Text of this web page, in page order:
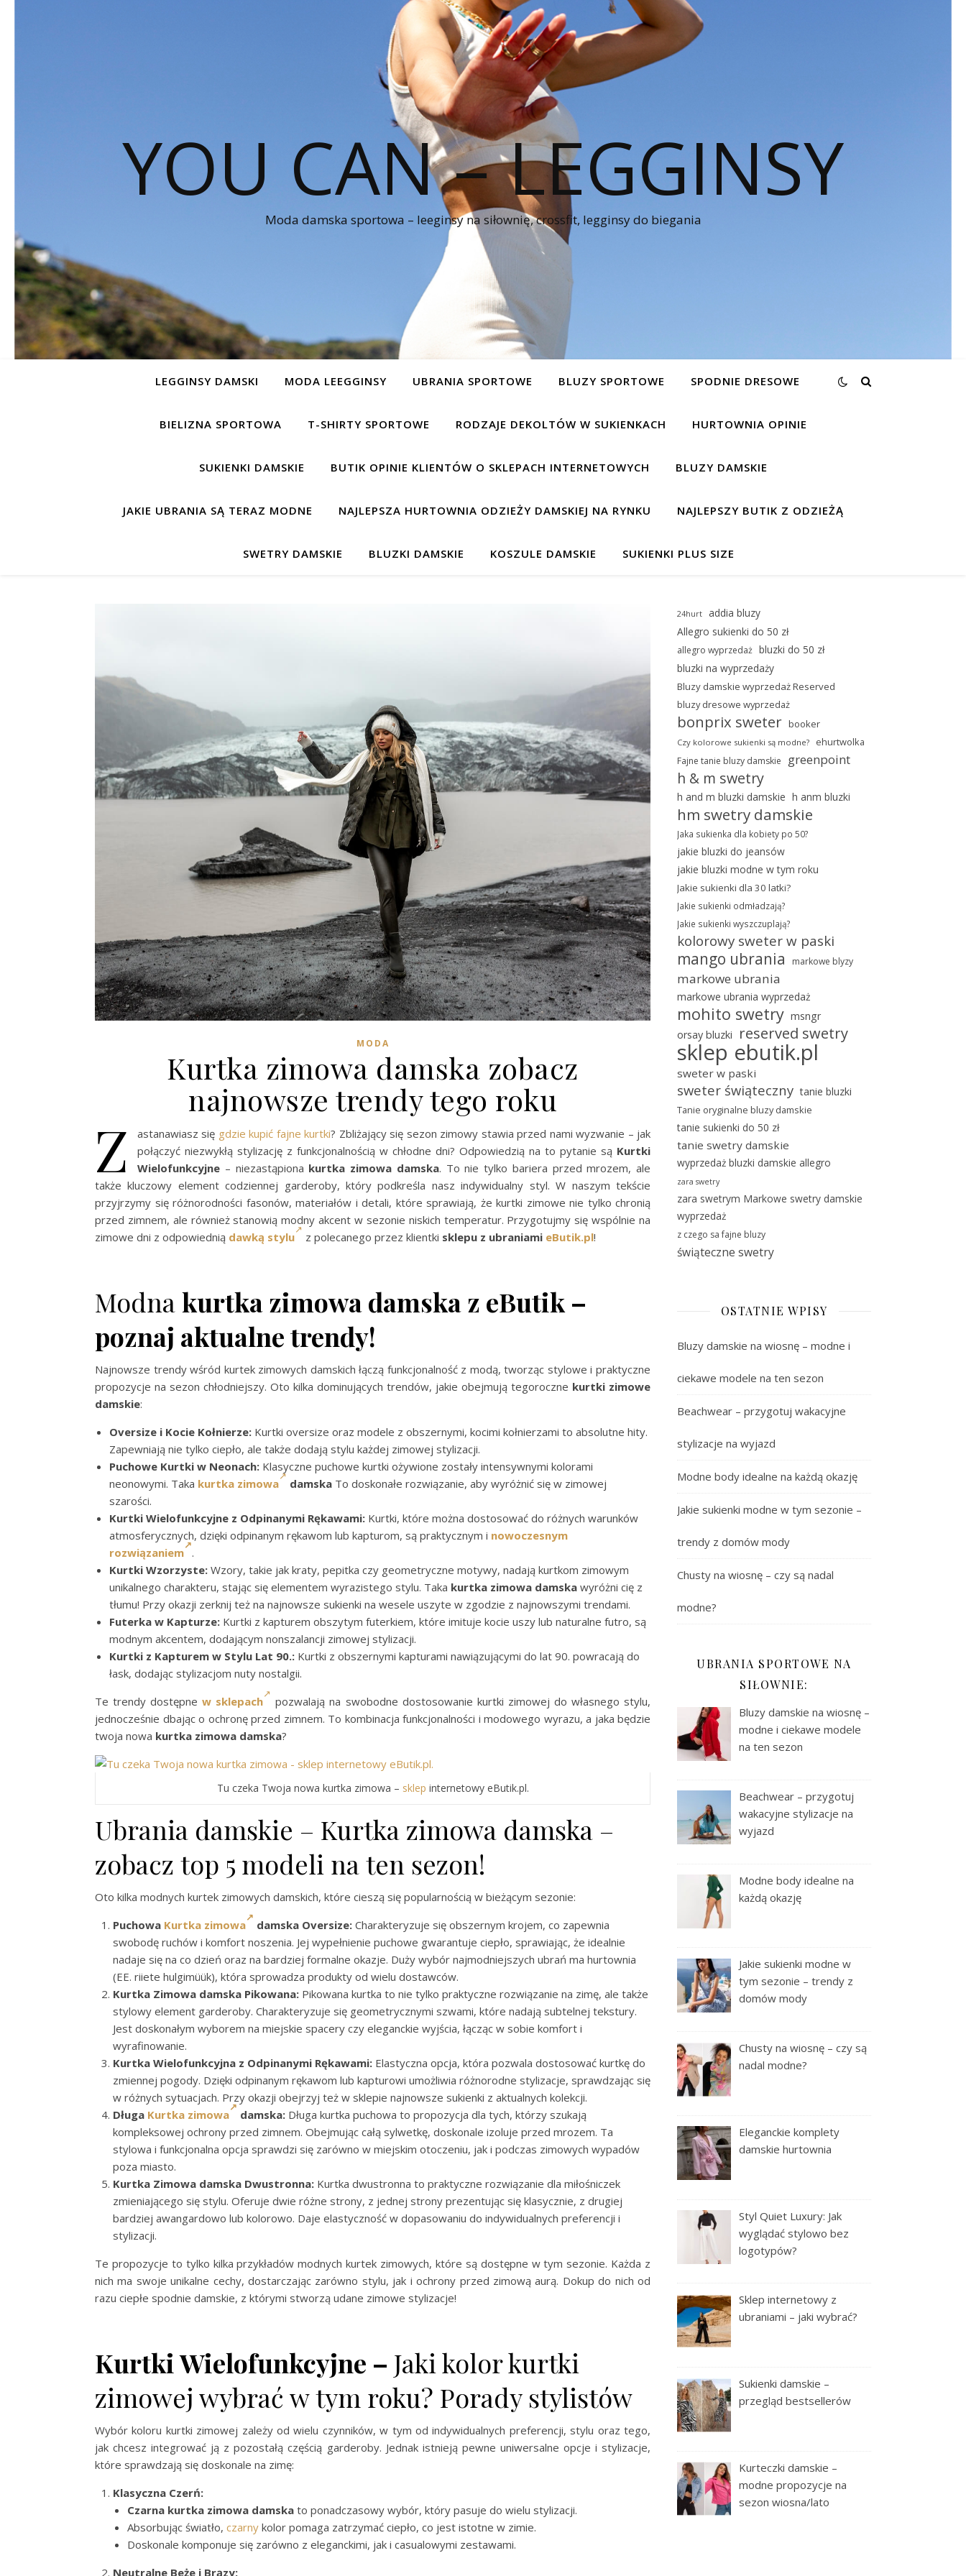
YOU CAN – LEGGINSY
Moda damska sportowa – leeginsy na siłownię, crossfit, legginsy do biegania
LEGGINSY DAMSKI MODA LEEGGINSY UBRANIA SPORTOWE BLUZY SPORTOWE SPODNIE DRESOWE
BIELIZNA SPORTOWA T-SHIRTY SPORTOWE RODZAJE DEKOLTÓW W SUKIENKACH HURTOWNIA OPINIE
SUKIENKI DAMSKIE BUTIK OPINIE KLIENTÓW O SKLEPACH INTERNETOWYCH BLUZY DAMSKIE
JAKIE UBRANIA SĄ TERAZ MODNE NAJLEPSZA HURTOWNIA ODZIEŻY DAMSKIEJ NA RYNKU NAJLEPSZY BUTIK Z ODZIEŻĄ
SWETRY DAMSKIE BLUZKI DAMSKIE KOSZULE DAMSKIE SUKIENKI PLUS SIZE
MODA
Kurtka zimowa damska zobacz
najnowsze trendy tego roku
Z astanawiasz się gdzie kupić fajne kurtki? Zbliżający się sezon zimowy stawia przed nami wyzwanie – jak
połączyć niezwykłą stylizację z funkcjonalnością w chłodne dni? Odpowiedzią na to pytanie są Kurtki
Wielofunkcyjne – niezastąpiona kurtka zimowa damska. To nie tylko bariera przed mrozem, ale
także kluczowy element codziennej garderoby, który podkreśla nasz indywidualny styl. W naszym tekście
przyjrzymy się różnorodności fasonów, materiałów i detali, które sprawiają, że kurtki zimowe nie tylko chronią
przed zimnem, ale również stanowią modny akcent w sezonie niskich temperatur. Przygotujmy się wspólnie na
zimowe dni z odpowiednią dawką stylu z polecanego przez klientki sklepu z ubraniami eButik.pl!
Modnakurtka zimowa damska z eButik –
poznaj aktualne trendy!
Najnowsze trendy wśród kurtek zimowych damskich łączą funkcjonalność z modą, tworząc stylowe i praktyczne
propozycje na sezon chłodniejszy. Oto kilka dominujących trendów, jakie obejmują tegoroczne kurtki zimowe
damskie:
Oversize i Kocie Kołnierze: Kurtki oversize oraz modele z obszernymi, kocimi kołnierzami to absolutne hity.
Zapewniają nie tylko ciepło, ale także dodają stylu każdej zimowej stylizacji.
Puchowe Kurtki w Neonach: Klasyczne puchowe kurtki ożywione zostały intensywnymi kolorami
neonowymi. Taka kurtka zimowa damska To doskonałe rozwiązanie, aby wyróżnić się w zimowej
szarości.
Kurtki Wielofunkcyjne z Odpinanymi Rękawami: Kurtki, które można dostosować do różnych warunków
atmosferycznych, dzięki odpinanym rękawom lub kapturom, są praktycznym i nowoczesnym
rozwiązaniem .
Kurtki Wzorzyste: Wzory, takie jak kraty, pepitka czy geometryczne motywy, nadają kurtkom zimowym
unikalnego charakteru, stając się elementem wyrazistego stylu. Taka kurtka zimowa damska wyróżni cię z
tłumu! Przy okazji zerknij też na najnowsze sukienki na wesele uszyte w zgodzie z najnowszymi trendami.
Futerka w Kapturze: Kurtki z kapturem obszytym futerkiem, które imituje kocie uszy lub naturalne futro, są
modnym akcentem, dodającym nonszalancji zimowej stylizacji.
Kurtki z Kapturem w Stylu Lat 90.: Kurtki z obszernymi kapturami nawiązującymi do lat 90. powracają do
łask, dodając stylizacjom nuty nostalgii.
Te trendy dostępnew sklepach
pozwalają na swobodne dostosowanie kurtki zimowej do własnego stylu,
jednocześnie dbając o ochronę przed zimnem. To kombinacja funkcjonalności i modowego wyrazu, a jaka będzie
twoja nowa kurtka zimowa damska?
Tu czeka Twoja nowa kurtka zimowa – sklep internetowy eButik.pl.
Ubrania damskie – Kurtka zimowa damska –
zobacz top 5 modeli na ten sezon!
Oto kilka modnych kurtek zimowych damskich, które cieszą się popularnością w bieżącym sezonie:
Puchowa Kurtka zimowa damska Oversize: Charakteryzuje się obszernym krojem, co zapewnia
swobodę ruchów i komfort noszenia. Jej wypełnienie puchowe gwarantuje ciepło, sprawiając, że idealnie
nadaje się na co dzień oraz na bardziej formalne okazje. Duży wybór najmodniejszych ubrań ma hurtownia
(EE. riiete hulgimüük), która sprowadza produkty od wielu dostawców.
Kurtka Zimowa damska Pikowana: Pikowana kurtka to nie tylko praktyczne rozwiązanie na zimę, ale także
stylowy element garderoby. Charakteryzuje się geometrycznymi szwami, które nadają subtelnej tekstury.
Jest doskonałym wyborem na miejskie spacery czy eleganckie wyjścia, łącząc w sobie komfort i
wyrafinowanie.
Kurtka Wielofunkcyjna z Odpinanymi Rękawami: Elastyczna opcja, która pozwala dostosować kurtkę do
zmiennej pogody. Dzięki odpinanym rękawom lub kapturowi umożliwia różnorodne stylizacje, sprawdzając się
w różnych sytuacjach. Przy okazji obejrzyj też w sklepie najnowsze sukienki z aktualnych kolekcji.
Długa Kurtka zimowa damska: Długa kurtka puchowa to propozycja dla tych, którzy szukają
kompleksowej ochrony przed zimnem. Obejmując całą sylwetkę, doskonale izoluje przed mrozem. Ta
stylowa i funkcjonalna opcja sprawdzi się zarówno w miejskim otoczeniu, jak i podczas zimowych wypadów
poza miasto.
Kurtka Zimowa damska Dwustronna: Kurtka dwustronna to praktyczne rozwiązanie dla miłośniczek
zmieniającego się stylu. Oferuje dwie różne strony, z jednej strony prezentując się klasycznie, z drugiej
bardziej awangardowo lub kolorowo. Daje elastyczność w dopasowaniu do indywidualnych preferencji i
stylizacji.
Te propozycje to tylko kilka przykładów modnych kurtek zimowych, które są dostępne w tym sezonie. Każda z
nich ma swoje unikalne cechy, dostarczając zarówno stylu, jak i ochrony przed zimową aurą. Dokup do nich od
razu ciepłe spodnie damskie, z którymi stworzą udane zimowe stylizacje!
Kurtki Wielofunkcyjne – Jaki kolor kurtki
zimowej wybrać w tym roku? Porady stylistów
Wybór koloru kurtki zimowej zależy od wielu czynników, w tym od indywidualnych preferencji, stylu oraz tego,
jak chcesz integrować ją z pozostałą częścią garderoby. Jednak istnieją pewne uniwersalne opcje i stylizacje,
które sprawdzają się doskonale na zimę:
Klasyczna Czerń:
Czarna kurtka zimowa damska to ponadczasowy wybór, który pasuje do wielu stylizacji.
Absorbując światło, czarny kolor pomaga zatrzymać ciepło, co jest istotne w zimie.
Doskonale komponuje się zarówno z eleganckimi, jak i casualowymi zestawami.
Neutralne Beże i Brązy:
24hurt
addia bluzy
Allegro sukienki do 50 zł
allegro wyprzedaż bluzki do 50 zł
bluzki na wyprzedaży
Bluzy damskie wyprzedaż Reserved
bluzy dresowe wyprzedaż
bonprix sweter booker
Czy kolorowe sukienki są modne? ehurtwolka
Fajne tanie bluzy damskie greenpoint
h & m swetry
h and m bluzki damskie h anm bluzki
hm swetry damskie
Jaka sukienka dla kobiety po 50?
jakie bluzki do jeansów
jakie bluzki modne w tym roku
Jakie sukienki dla 30 latki?
Jakie sukienki odmładzają?
Jakie sukienki wyszczuplają?
kolorowy sweter w paski
mango ubrania markowe blyzy
markowe ubrania
markowe ubrania wyprzedaż
mohito swetry msngr
orsay bluzki
reserved swetry
sklep ebutik.pl
sweter w paski
sweter świąteczny tanie bluzki
Tanie oryginalne bluzy damskie
tanie sukienki do 50 zł
tanie swetry damskie
wyprzedaż bluzki damskie allegro
zara swetry
zara swetrym Markowe swetry damskie
wyprzedaż
z czego sa fajne bluzy
świąteczne swetry
OSTATNIE WPISY
Bluzy damskie na wiosnę – modne i
ciekawe modele na ten sezon
Beachwear – przygotuj wakacyjne
stylizacje na wyjazd
Modne body idealne na każdą okazję
Jakie sukienki modne w tym sezonie –
trendy z domów mody
Chusty na wiosnę – czy są nadal
modne?
UBRANIA SPORTOWE NA
SIŁOWNIE:
Bluzy damskie na wiosnę –
modne i ciekawe modele
na ten sezon
Beachwear – przygotuj
wakacyjne stylizacje na
wyjazd
Modne body idealne na
każdą okazję
Jakie sukienki modne w
tym sezonie – trendy z
domów mody
Chusty na wiosnę – czy są
nadal modne?
Eleganckie komplety
damskie hurtownia
Styl Quiet Luxury: Jak
wyglądać stylowo bez
logotypów?
Sklep internetowy z
ubraniami – jaki wybrać?
Sukienki damskie –
przegląd bestsellerów
Kurteczki damskie –
modne propozycje na
sezon wiosna/lato